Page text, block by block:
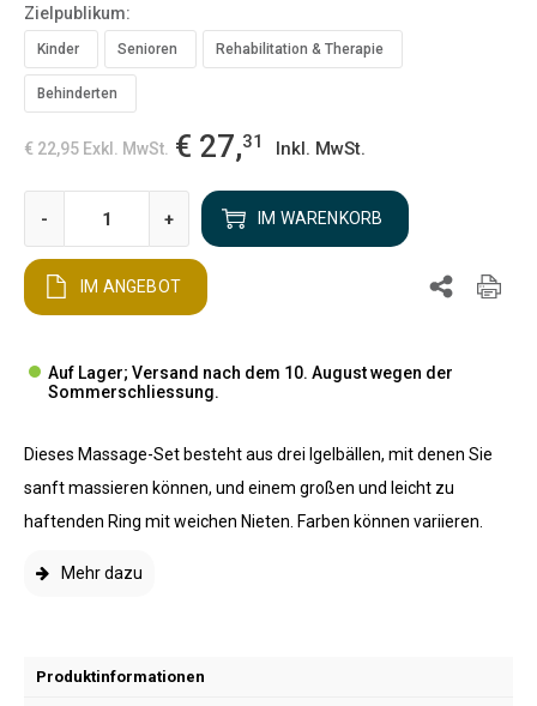
Zielpublikum:
Kinder Senioren Rehabilitation & Therapie
Behinderten
€ 22,95 Exkl. MwSt. € 27,31 Inkl. MwSt.
- + IM WARENKORB
IM ANGEBOT
Auf Lager; Versand nach dem 10. August wegen der
Sommerschliessung.
Dieses Massage-Set besteht aus drei Igelbällen, mit denen Sie
sanft massieren können, und einem großen und leicht zu
haftenden Ring mit weichen Nieten. Farben können variieren.
Mehr dazu
Produktinformationen